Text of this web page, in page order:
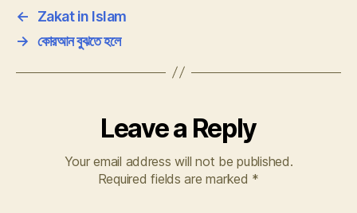
←
Zakat in Islam
→ কোরআন বুঝতে হলে
Leave a Reply
Your email address will not be published.
Required fields are marked *